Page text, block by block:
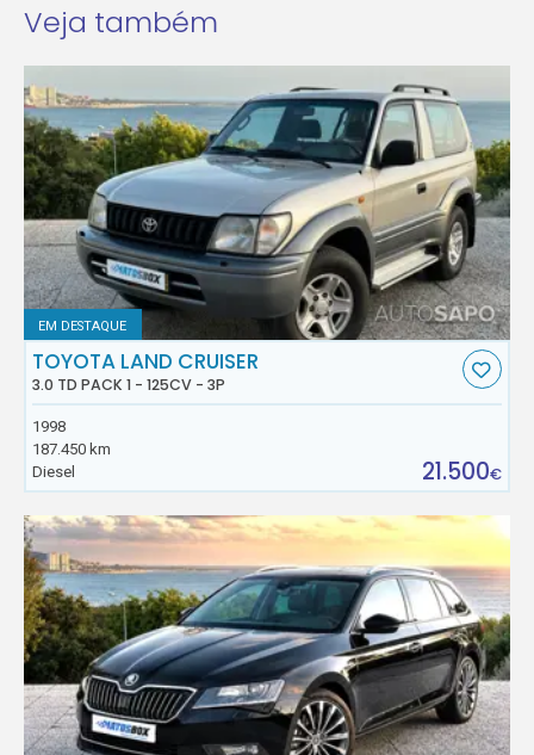
Veja também
EM DESTAQUE
TOYOTA LAND CRUISER
3.0 TD PACK 1 - 125CV - 3P
1998
187.450 km
Diesel
21.500€